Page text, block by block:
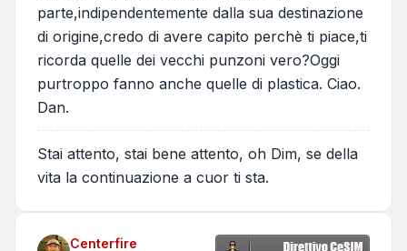
parte,indipendentemente dalla sua destinazione
di origine,credo di avere capito perchè ti piace,ti
ricorda quelle dei vecchi punzoni vero?Oggi
purtroppo fanno anche quelle di plastica. Ciao.
Dan.
Stai attento, stai bene attento, oh Dim, se della
vita la continuazione a cuor ti sta.
Centerfire